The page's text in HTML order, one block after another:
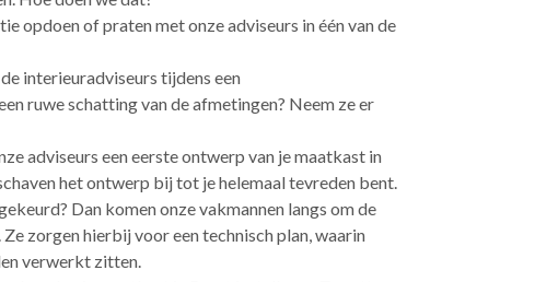
opdoen of praten met onze adviseurs in één van de
interieuradviseurs tijdens een
ruwe schatting van de afmetingen? Neem ze er
adviseurs een eerste ontwerp van je maatkast in
het ontwerp bij tot je helemaal tevreden bent.
Dan komen onze vakmannen langs om de
zorgen hierbij voor een technisch plan, waarin
verwerkt zitten.